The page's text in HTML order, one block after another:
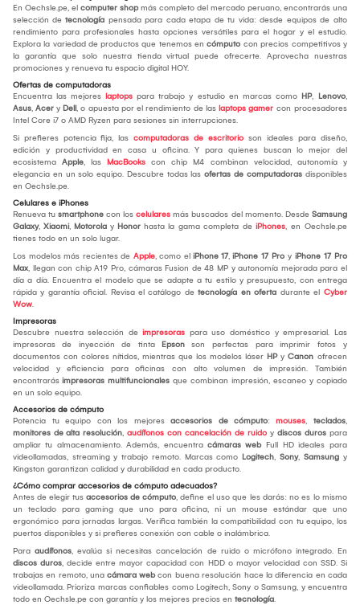
En Oechsle.pe, el computer shopmás completo del mercado peruano, encontrarás una
selección de tecnología pensada para cada etapa de tu vida: desde equipos de alto
rendimiento para profesionales hasta opciones versátiles para el hogar y el estudio.
Explora la variedad de productos que tenemos en cómputo con precios competitivos y
la garantía que solo nuestra tienda virtual puede ofrecerte. Aprovecha nuestras
promociones y renueva tu espacio digital HOY.
Ofertas de computadoras
Encuentra las mejores laptops para trabajo y estudio en marcas como HP, Lenovo,
Asus, Acer y Dell, o apuesta por el rendimiento de las laptops gamer con procesadores
Intel Core i7 o AMD Ryzen para sesiones sin interrupciones.
Si prefieres potencia fija, las computadoras de escritorio son ideales para diseño,
edición y productividad en casa u oficina. Y para quienes buscan lo mejor del
ecosistema Apple, las MacBooks con chip M4 combinan velocidad, autonomía y
elegancia en un solo equipo. Descubre todas las ofertas de computadoras disponibles
en Oechsle.pe.
Celulares e iPhones
Renueva tu smartphone con los celulares más buscados del momento. Desde Samsung
Galaxy, Xiaomi, Motorola y Honor hasta la gama completa de iPhones, en Oechsle.pe
tienes todo en un solo lugar.
Los modelos más recientes de Apple, como el iPhone 17, iPhone 17 Pro y iPhone 17 Pro
Max, llegan con chip A19 Pro, cámaras Fusion de 48 MP y autonomía mejorada para el
día a día. Encuentra el modelo que se adapte a tu estilo y presupuesto, con entrega
rápida y garantía oficial. Revisa el catálogo de tecnología en oferta durante el Cyber
Wow.
Impresoras
Descubre nuestra selección de impresoras para uso doméstico y empresarial. Las
impresoras de inyección de tinta Epson son perfectas para imprimir fotos y
documentos con colores nítidos, mientras que los modelos láser HP y Canon ofrecen
velocidad y eficiencia para oficinas con alto volumen de impresión. También
encontrarás impresoras multifuncionales que combinan impresión, escaneo y copiado
en un solo equipo.
Accesorios de cómputo
Potencia tu equipo con los mejores accesorios de cómputo: mouses, teclados,
monitores de alta resolución, audífonos con cancelación de ruido y discos duros para
ampliar tu almacenamiento. Además, encuentra cámaras webFull HD ideales para
videollamadas, streaming y trabajo remoto. Marcas como Logitech, Sony, Samsung y
Kingston garantizan calidad y durabilidad en cada producto.
¿Cómo comprar accesorios de cómputo adecuados?
Antes de elegir tus accesorios de cómputo, define el uso que les darás: no es lo mismo
un teclado para gaming que uno para oficina, ni un mouse estándar que uno
ergonómico para jornadas largas. Verifica también la compatibilidad con tu equipo, los
puertos disponibles y si prefieres conexión con cable o inalámbrica.
Para audífonos, evalúa si necesitas cancelación de ruido o micrófono integrado. En
discos duros, decide entre mayor capacidad con HDD o mayor velocidad con SSD. Si
trabajas en remoto, una cámara webcon buena resolución hace la diferencia en cada
videollamada. Prioriza marcas confiables como Logitech, Sony o Samsung, y encuentra
todo en Oechsle.pe con garantía y los mejores precios en tecnología.